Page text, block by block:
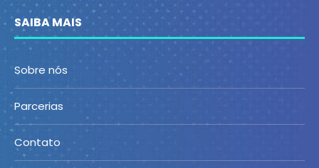
SAIBA MAIS
Sobre nós
Parcerias
Contato